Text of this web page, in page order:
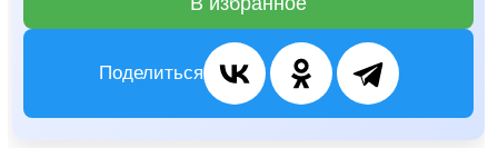
Поделиться